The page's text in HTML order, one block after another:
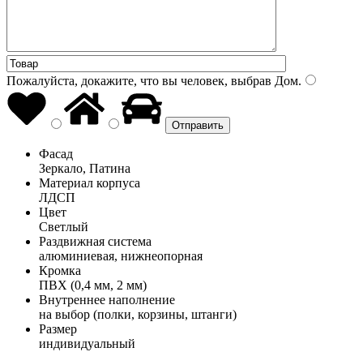
Пожалуйста, докажите, что вы человек, выбрав Дом.
Фасад
Зеркало, Патина
Материал корпуса
ЛДСП
Цвет
Светлый
Раздвижная система
алюминиевая, нижнеопорная
Кромка
ПВХ (0,4 мм, 2 мм)
Внутреннее наполнение
на выбор (полки, корзины, штанги)
Размер
индивидуальный